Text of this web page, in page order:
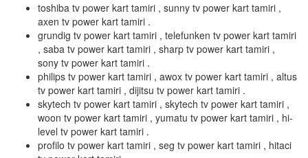
toshiba tv power kart tamiri , sunny tv power kart tamiri ,
axen tv power kart tamiri .
grundig tv power kart tamiri , telefunken tv power kart tamiri
, saba tv power kart tamiri , sharp tv power kart tamiri ,
sony tv power kart tamiri .
philips tv power kart tamiri , awox tv power kart tamiri , altus
tv power kart tamiri , dijitsu tv power kart tamiri .
skytech tv power kart tamiri , skytech tv power kart tamiri ,
woon tv power kart tamiri , yumatu tv power kart tamiri , hi-
level tv power kart tamiri .
profilo tv power kart tamiri , seg tv power kart tamiri , hitaci